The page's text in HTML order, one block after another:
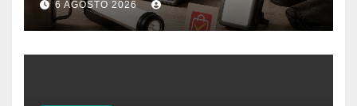
luci ricaricabili da valutare
6 AGOSTO 2026